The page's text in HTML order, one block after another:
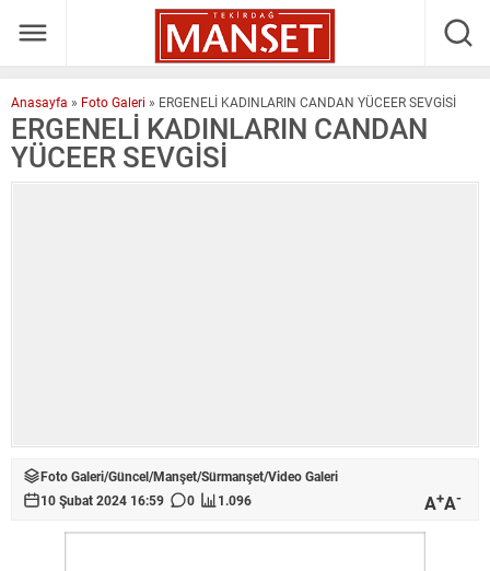
Anasayfa » Foto Galeri » ERGENELİ KADINLARIN CANDAN YÜCEER SEVGİSİ
ERGENELİ KADINLARIN CANDAN
YÜCEER SEVGİSİ
Foto Galeri/Güncel/Manşet/Sürmanşet/Video Galeri
10 Şubat 2024 16:59
0 1.096 A+A-